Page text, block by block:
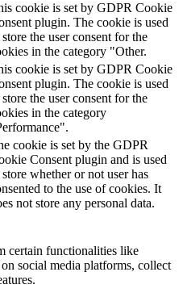
cookie is set by GDPR Cookie
plugin. The cookie is used
the user consent for the
in the category "Other.
cookie is set by GDPR Cookie
plugin. The cookie is used
the user consent for the
in the category
cookie is set by the GDPR
Consent plugin and is used
whether or not user has
to the use of cookies. It
not store any personal data.
certain functionalities like
social media platforms, collect